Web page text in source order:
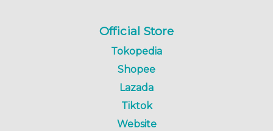
Official Store
Tokopedia
Shopee
Lazada
Tiktok
Website